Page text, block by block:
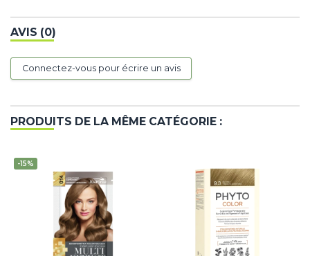
AVIS (0)
Connectez-vous pour écrire un avis
PRODUITS DE LA MÊME CATÉGORIE :
-15%